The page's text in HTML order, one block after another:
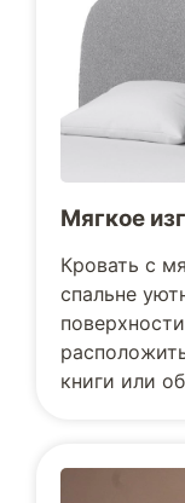
Мягкое
Кровать с
спальне
книги или